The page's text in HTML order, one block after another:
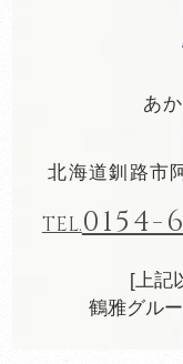
あ
北海道釧路市
TEL.0154-
[上記
鶴雅グル